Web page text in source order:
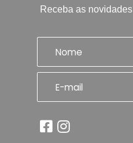
Receba as novidades